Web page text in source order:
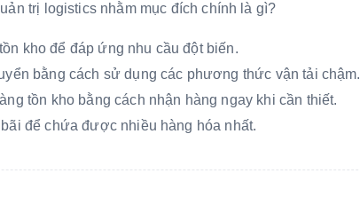
trị logistics nhằm mục đích chính là gì?
kho để đáp ứng nhu cầu đột biến.
bằng cách sử dụng các phương thức vận tải chậm.
tồn kho bằng cách nhận hàng ngay khi cần thiết.
để chứa được nhiều hàng hóa nhất.